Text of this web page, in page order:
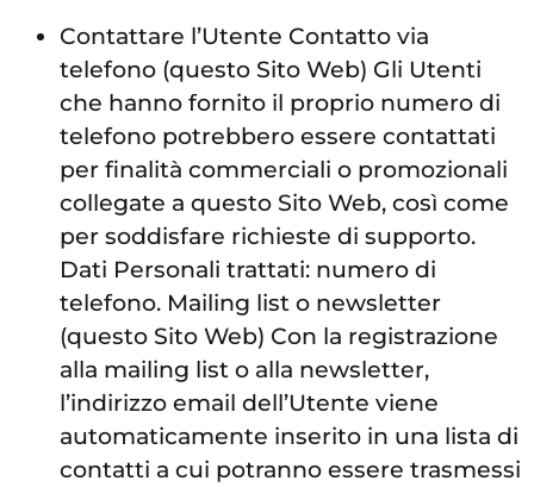
Contattare l’Utente Contatto via
telefono (questo Sito Web) Gli Utenti
che hanno fornito il proprio numero di
telefono potrebbero essere contattati
per finalità commerciali o promozionali
collegate a questo Sito Web, così come
per soddisfare richieste di supporto.
Dati Personali trattati: numero di
telefono. Mailing list o newsletter
(questo Sito Web) Con la registrazione
alla mailing list o alla newsletter,
l’indirizzo email dell’Utente viene
automaticamente inserito in una lista di
contatti a cui potranno essere trasmessi